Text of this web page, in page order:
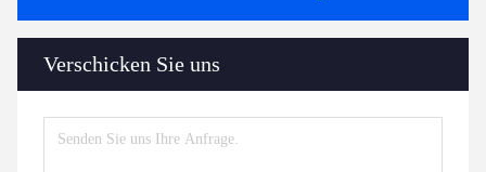
Verschicken Sie uns